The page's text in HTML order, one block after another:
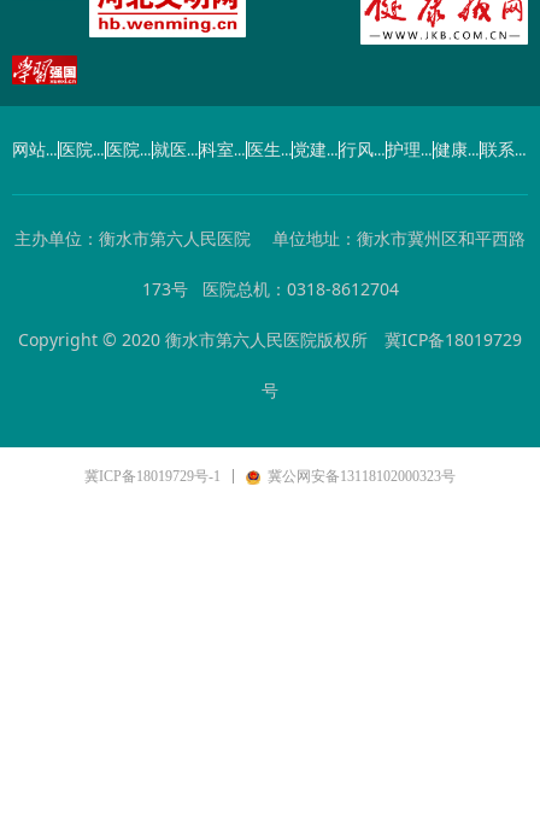
网站首页 医院概况 医院动态 就医指南 科室导航 医生介绍 党建工作 行风建设 护理园地 健康园地 联系我们
主办单位：衡水市第六人民医院 单位地址：衡水市冀州区和平西路
173号 医院总机：0318-8612704
Copyright © 2020 衡水市第六人民医院版权所 冀ICP备18019729
号
冀ICP备18019729号-1 冀公网安备13118102000323号